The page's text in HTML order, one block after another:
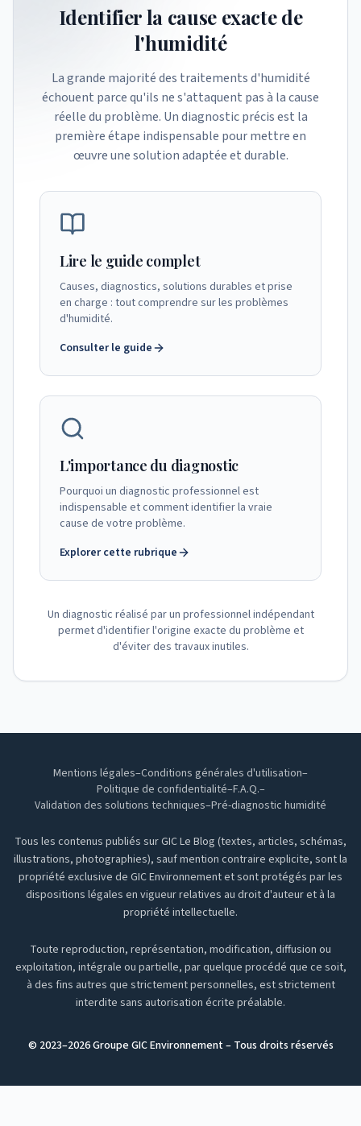
Identifier la cause exacte de
l'humidité
La grande majorité des traitements d'humidité
échouent parce qu'ils ne s'attaquent pas à la cause
réelle du problème. Un diagnostic précis est la
première étape indispensable pour mettre en
œuvre une solution adaptée et durable.
Lire le guide complet
Causes, diagnostics, solutions durables et prise
en charge : tout comprendre sur les problèmes
d'humidité.
Consulter le guide
L'importance du diagnostic
Pourquoi un diagnostic professionnel est
indispensable et comment identifier la vraie
cause de votre problème.
Explorer cette rubrique
Un diagnostic réalisé par un professionnel indépendant
permet d'identifier l'origine exacte du problème et
d'éviter des travaux inutiles.
Mentions légales–Conditions générales d'utilisation–
Politique de confidentialité–F.A.Q.–
Validation des solutions techniques–Pré-diagnostic humidité
Tous les contenus publiés sur GIC Le Blog (textes, articles, schémas,
illustrations, photographies), sauf mention contraire explicite, sont la
propriété exclusive de GIC Environnement et sont protégés par les
dispositions légales en vigueur relatives au droit d'auteur et à la
propriété intellectuelle.
Toute reproduction, représentation, modification, diffusion ou
exploitation, intégrale ou partielle, par quelque procédé que ce soit,
à des fins autres que strictement personnelles, est strictement
interdite sans autorisation écrite préalable.
© 2023–2026Groupe GIC Environnement – Tous droits réservés